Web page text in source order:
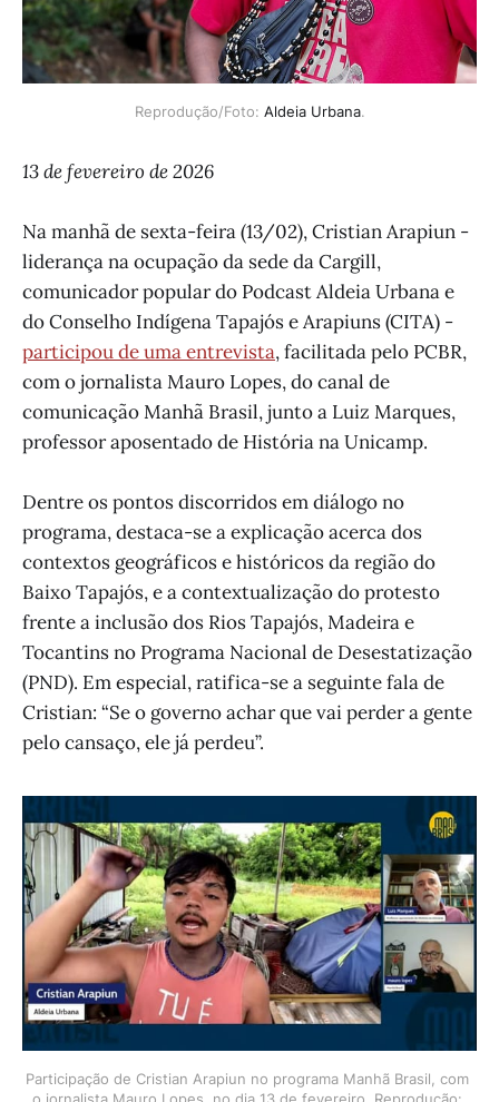
Reprodução/Foto: Aldeia Urbana.
13 de fevereiro de 2026
Na manhã de sexta-feira (13/02), Cristian Arapiun -
liderança na ocupação da sede da Cargill,
comunicador popular do Podcast Aldeia Urbana e
do Conselho Indígena Tapajós e Arapiuns (CITA) -
participou de uma entrevista, facilitada pelo PCBR,
com o jornalista Mauro Lopes, do canal de
comunicação Manhã Brasil, junto a Luiz Marques,
professor aposentado de História na Unicamp.
Dentre os pontos discorridos em diálogo no
programa, destaca-se a explicação acerca dos
contextos geográficos e históricos da região do
Baixo Tapajós, e a contextualização do protesto
frente a inclusão dos Rios Tapajós, Madeira e
Tocantins no Programa Nacional de Desestatização
(PND). Em especial, ratifica-se a seguinte fala de
Cristian: “Se o governo achar que vai perder a gente
pelo cansaço, ele já perdeu”.
Participação de Cristian Arapiun no programa Manhã Brasil, com